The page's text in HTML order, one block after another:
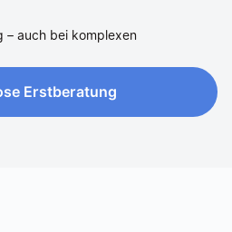
– auch bei komplexen
Erstberatung